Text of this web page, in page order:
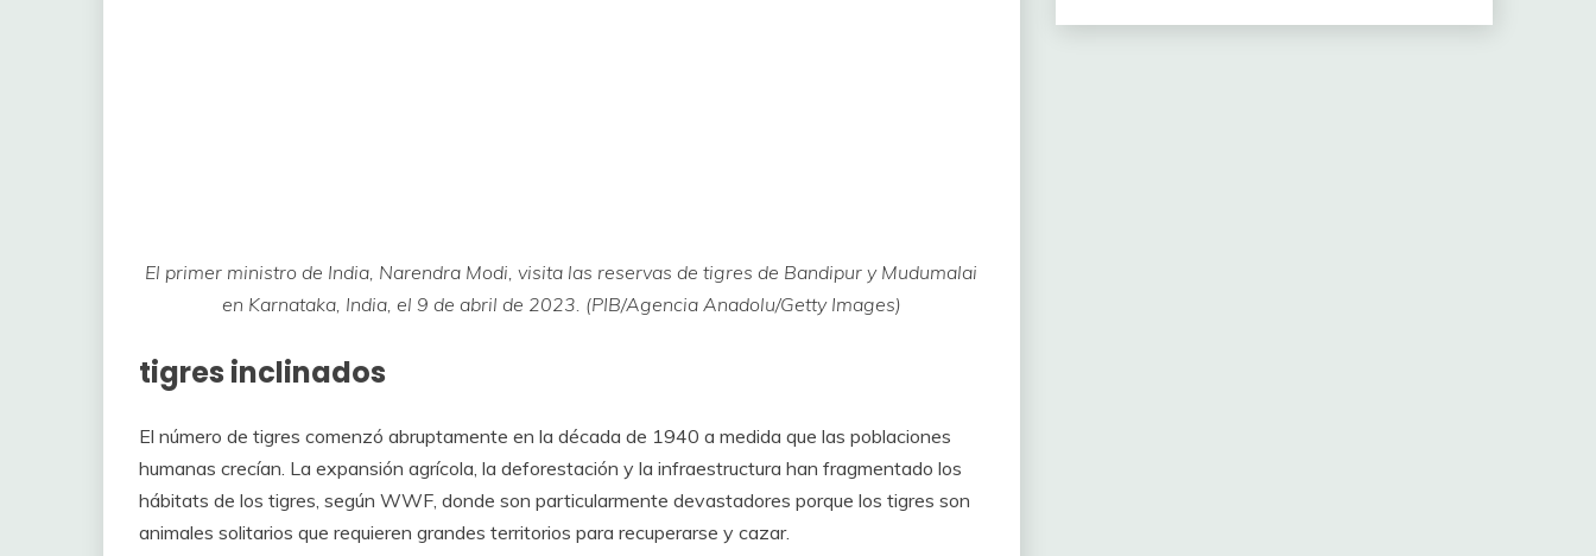
El primer ministro de India, Narendra Modi, visita las reservas de tigres de Bandipur y Mudumalai
en Karnataka, India, el 9 de abril de 2023. (PIB/Agencia Anadolu/Getty Images)
tigres inclinados
El número de tigres comenzó abruptamente en la década de 1940 a medida que las poblaciones
humanas crecían. La expansión agrícola, la deforestación y la infraestructura han fragmentado los
hábitats de los tigres, según WWF, donde son particularmente devastadores porque los tigres son
animales solitarios que requieren grandes territorios para recuperarse y cazar.